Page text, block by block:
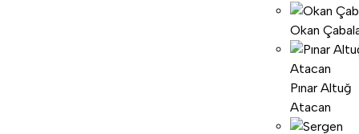
Okan
Pınar Altuğ
Atacan